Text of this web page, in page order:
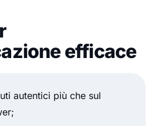
efficace
autentici più che sul